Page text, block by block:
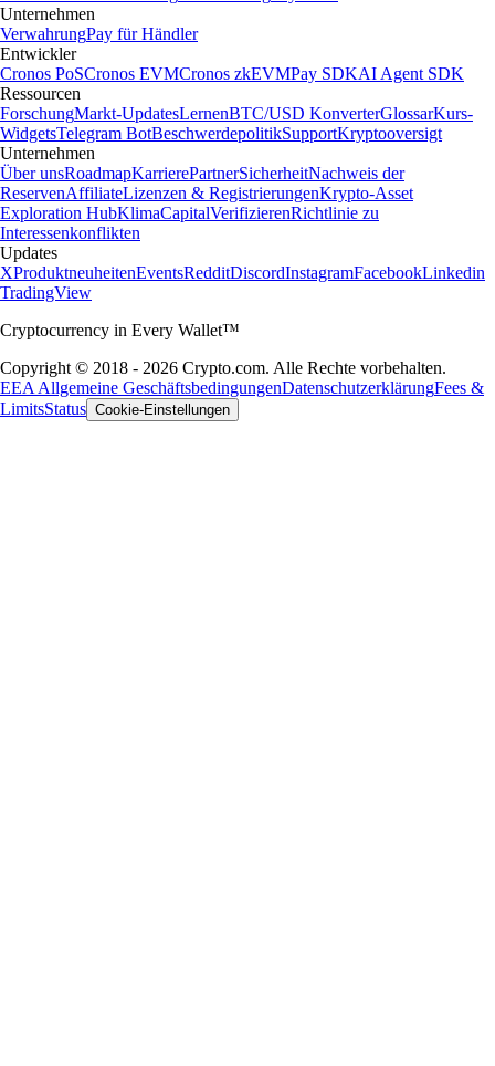
Unternehmen
VerwahrungPay für Händler
Entwickler
Cronos PoSCronos EVMCronos zkEVMPay SDKAI Agent SDK
Ressourcen
ForschungMarkt-UpdatesLernenBTC/USD KonverterGlossarKurs-
WidgetsTelegram BotBeschwerdepolitikSupportKryptooversigt
Unternehmen
Über unsRoadmapKarrierePartnerSicherheitNachweis der
ReservenAffiliateLizenzen & RegistrierungenKrypto-Asset
Exploration HubKlimaCapitalVerifizierenRichtlinie zu
Interessenkonflikten
Updates
XProduktneuheitenEventsRedditDiscordInstagramFacebookLinkedin
TradingView
Cryptocurrency in Every Wallet™
Copyright © 2018 - 2026 Crypto.com. Alle Rechte vorbehalten.
EEA Allgemeine GeschäftsbedingungenDatenschutzerklärungFees &
LimitsStatus Cookie-Einstellungen